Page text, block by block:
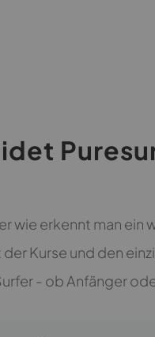
wie erkennt man
Kurse und den
- ob Anfänger